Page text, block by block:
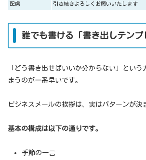
配慮 引き続きよろしくお願いいたします
誰でも書ける「書き出しテンプ
「どう書き出せばいいか分からない」という
まうのが一番早いです。
ビジネスメールの挨拶は、実はパターンが決
基本の構成は以下の通りです。
季節の一言